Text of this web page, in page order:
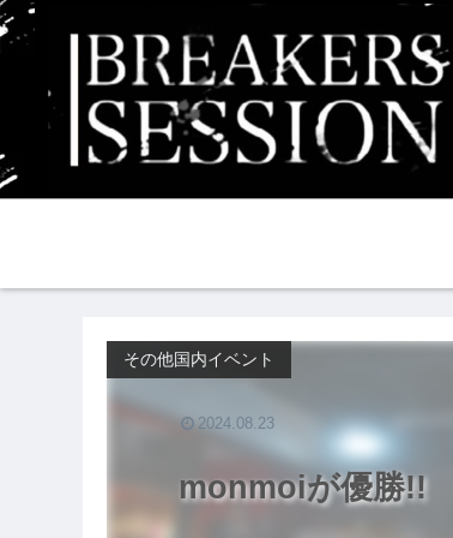
monmoiが優勝!!
その他国内イベント
2024.08.23